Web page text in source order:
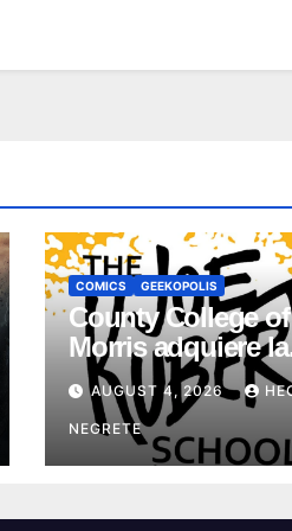
COMICS GEEKOPOLIS
County College of
Morris adquiere la
histórica Joe
School
AUGUST 4, 2026
NEGRETE